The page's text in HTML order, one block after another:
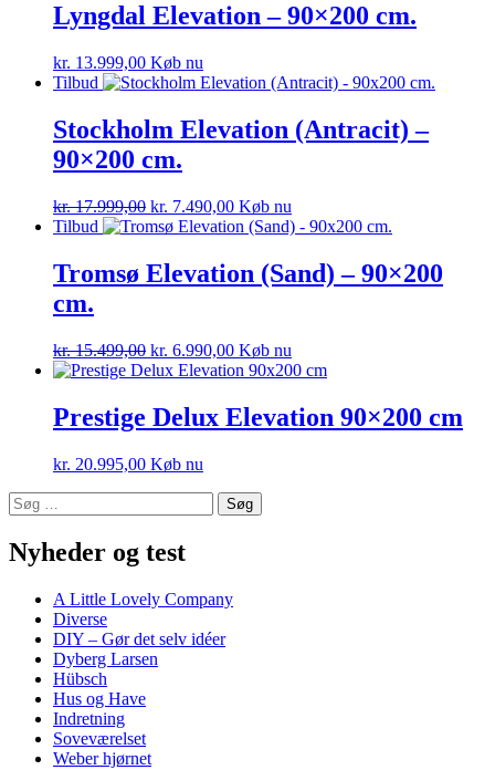
Lyngdal Elevation – 90×200 cm.
kr. 13.999,00 Køb nu
Tilbud
Stockholm Elevation (Antracit) –
90×200 cm.
kr.17.999,00 kr. 7.490,00 Køb nu
Tilbud
Tromsø Elevation (Sand) – 90×200
cm.
kr.15.499,00 kr. 6.990,00 Køb nu
Prestige Delux Elevation 90×200 cm
kr. 20.995,00 Køb nu
Søg
efter:
Nyheder og test
A Little Lovely Company
Diverse
DIY – Gør det selv idéer
Dyberg Larsen
Hübsch
Hus og Have
Indretning
Soveværelset
Weber hjørnet